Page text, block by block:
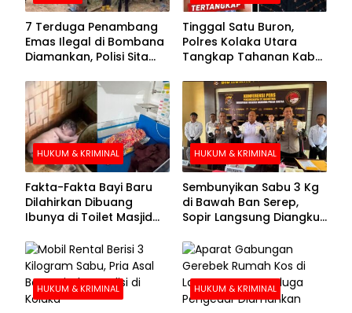
7 Terduga Penambang
Emas Ilegal di Bombana
Diamankan, Polisi Sita
Crusher
Tinggal Satu Buron,
Polres Kolaka Utara
Tangkap Tahanan Kabur
Pengejaran
HUKUM & KRIMINAL
Fakta-Fakta Bayi Baru
Dilahirkan Dibuang
Ibunya di Toilet Masjid
HUKUM & KRIMINAL
Sembunyikan Sabu 3 Kg
di Bawah Ban Serep,
Sopir Langsung Diangkut
HUKUM & KRIMINAL HUKUM & KRIMINAL